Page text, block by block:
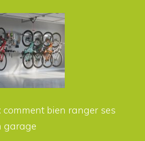
comment bien ranger ses
garage